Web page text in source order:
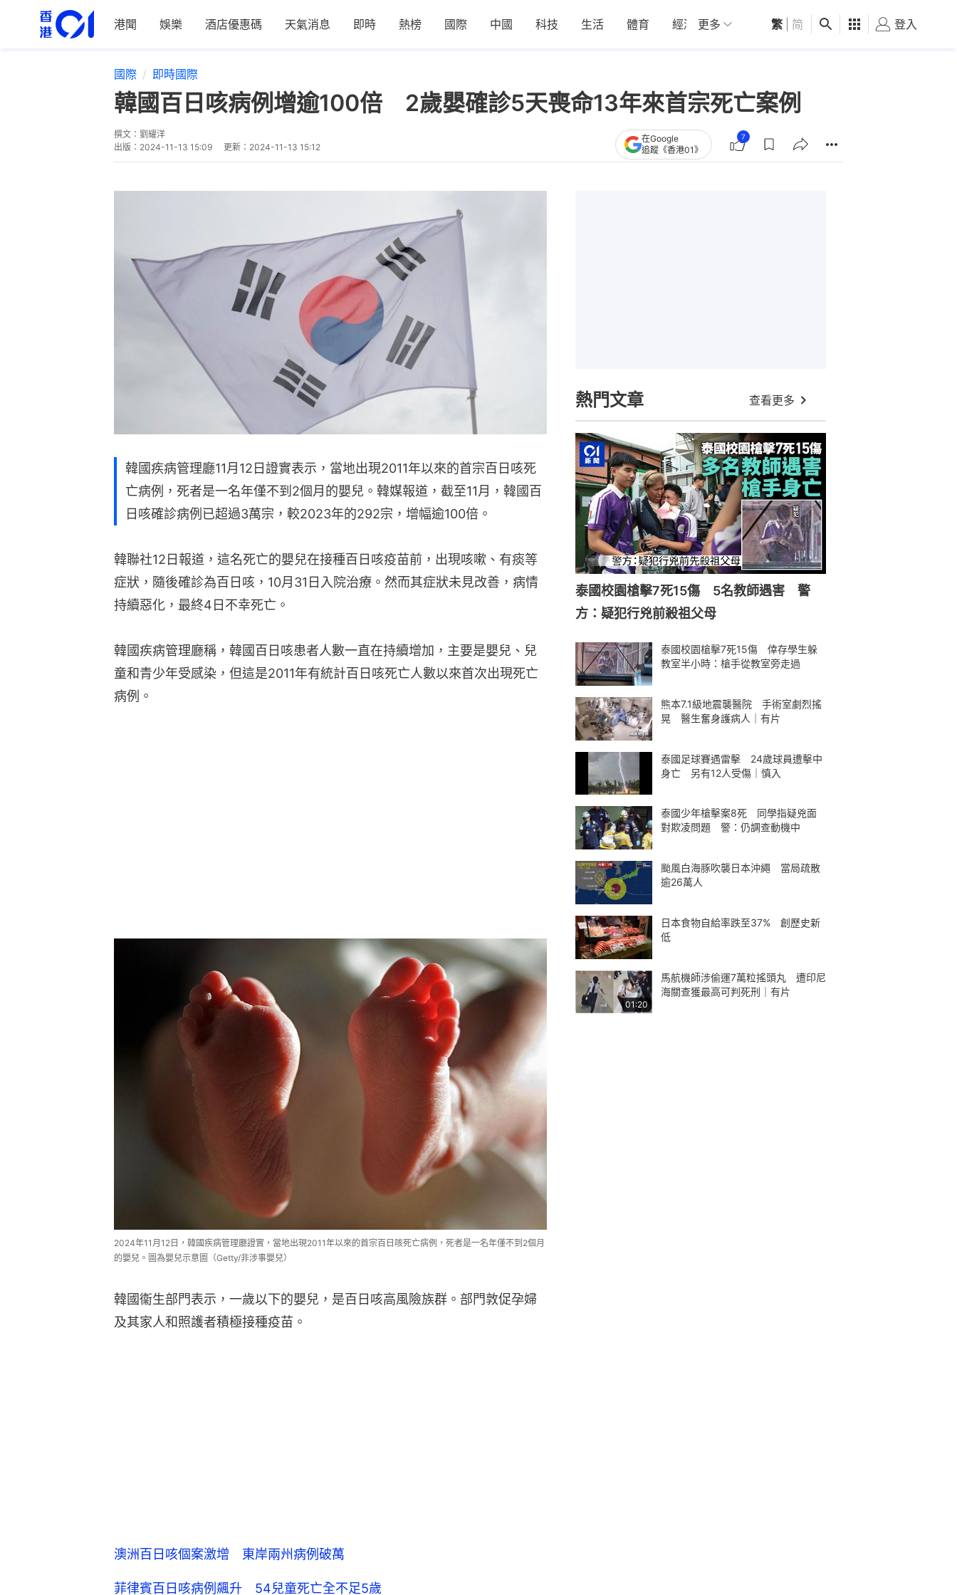
港聞 娛樂 酒店優惠碼 天氣消息 即時 熱榜 國際 中國 科技 生活 體育 經濟 01深圳 觀點 健康 好食玩飛
更多 繁 简 登入
國際 即時國際
韓國百日咳病例增逾100倍 2歲嬰確診5天喪命13年來首宗死亡案例
撰文： 劉耀洋
出版： 2024-11-13 15:09 更新： 2024-11-13 15:12
在Google
追蹤《香港01》
7
韓國疾病管理廳11月12日證實表示，當地出現2011年以來的首宗百日咳死
亡病例，死者是一名年僅不到2個月的嬰兒。韓媒報道，截至11月，韓國百
日咳確診病例已超過3萬宗，較2023年的292宗，增幅逾100倍。
韓聯社12日報道，這名死亡的嬰兒在接種百日咳疫苗前，出現咳嗽、有痰等
症狀，隨後確診為百日咳，10月31日入院治療。然而其症狀未見改善，病情
持續惡化，最終4日不幸死亡。
韓國疾病管理廳稱，韓國百日咳患者人數一直在持續增加，主要是嬰兒、兒
童和青少年受感染，但這是2011年有統計百日咳死亡人數以來首次出現死亡
病例。
2024年11月12日，韓國疾病管理廳證實，當地出現2011年以來的首宗百日咳死亡病例，死者是一名年僅不到2個月
的嬰兒。圖為嬰兒示意圖（Getty/非涉事嬰兒）
韓國衞生部門表示，一歲以下的嬰兒，是百日咳高風險族群。部門敦促孕婦
及其家人和照護者積極接種疫苗。
澳洲百日咳個案激增 東岸兩州病例破萬
菲律賓百日咳病例飆升 54兒童死亡全不足5歲
熱門文章 查看更多
泰國校園槍擊7死15傷 5名教師遇害 警
方：疑犯行兇前殺祖父母
泰國校園槍擊7死15傷 倖存學生躲
教室半小時：槍手從教室旁走過
熊本7.1級地震襲醫院 手術室劇烈搖
晃 醫生奮身護病人｜有片
泰國足球賽遇雷擊 24歲球員遭擊中
身亡 另有12人受傷｜慎入
泰國少年槍擊案8死 同學指疑兇面
對欺凌問題 警：仍調查動機中
颱風白海豚吹襲日本沖繩 當局疏散
逾26萬人
日本食物自給率跌至37% 創歷史新
低
01:20
馬航機師涉偷運7萬粒搖頭丸 遭印尼
海關查獲最高可判死刑｜有片